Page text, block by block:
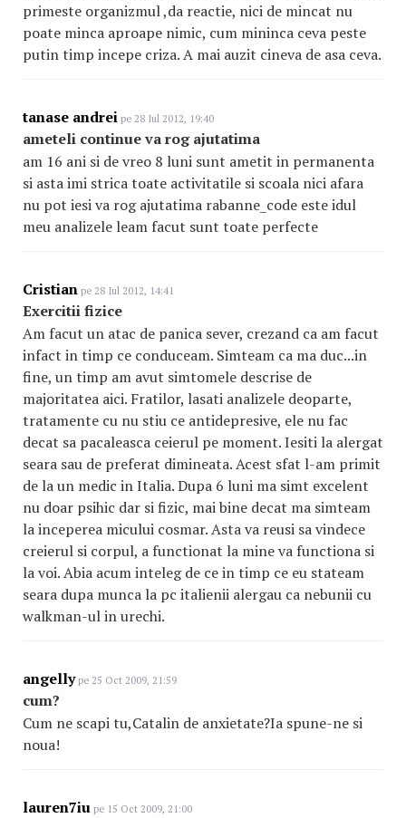
primeste organizmul ,da reactie, nici de mincat nu
poate minca aproape nimic, cum mininca ceva peste
putin timp incepe criza. A mai auzit cineva de asa ceva.
tanase andrei pe 28 Iul 2012, 19:40
ameteli continue va rog ajutatima
am 16 ani si de vreo 8 luni sunt ametit in permanenta
si asta imi strica toate activitatile si scoala nici afara
nu pot iesi va rog ajutatima rabanne_code este idul
meu analizele leam facut sunt toate perfecte
Cristian pe 28 Iul 2012, 14:41
Exercitii fizice
Am facut un atac de panica sever, crezand ca am facut
infact in timp ce conduceam. Simteam ca ma duc...in
fine, un timp am avut simtomele descrise de
majoritatea aici. Fratilor, lasati analizele deoparte,
tratamente cu nu stiu ce antidepresive, ele nu fac
decat sa pacaleasca ceierul pe moment. Iesiti la alergat
seara sau de preferat dimineata. Acest sfat l-am primit
de la un medic in Italia. Dupa 6 luni ma simt excelent
nu doar psihic dar si fizic, mai bine decat ma simteam
la inceperea micului cosmar. Asta va reusi sa vindece
creierul si corpul, a functionat la mine va functiona si
la voi. Abia acum inteleg de ce in timp ce eu stateam
seara dupa munca la pc italienii alergau ca nebunii cu
walkman-ul in urechi.
angellype 25 Oct 2009, 21:59
cum?
Cum ne scapi tu,Catalin de anxietate?Ia spune-ne si
noua!
lauren7iu pe 15 Oct 2009, 21:00